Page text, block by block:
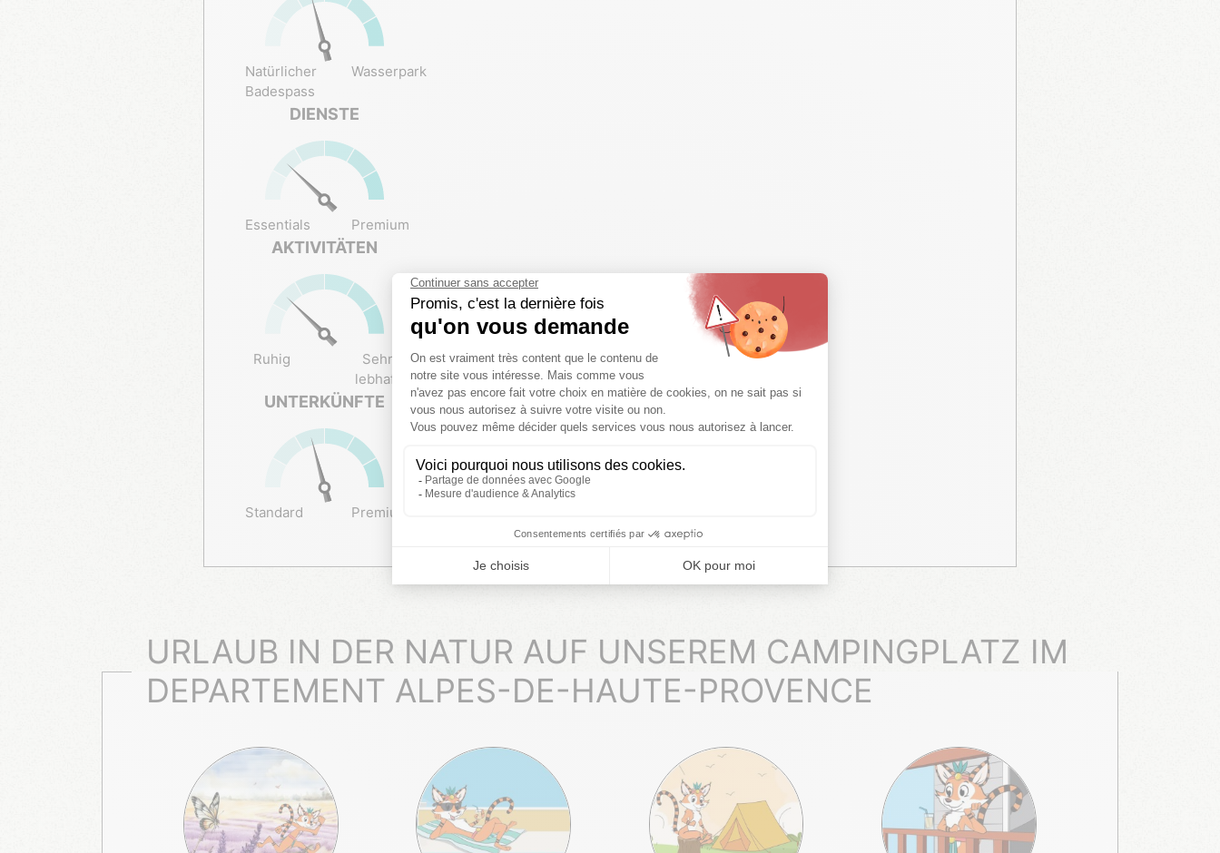
Natürlicher
Badespass
Wasserpark
DIENSTE
Essentials Premium
AKTIVITÄTEN
Ruhig
Sehr
lebhaft
UNTERKÜNFTE
Standard Premium
URLAUB IN DER NATUR AUF UNSEREM CAMPINGPLATZ IM
DEPARTEMENT ALPES-DE-HAUTE-PROVENCE